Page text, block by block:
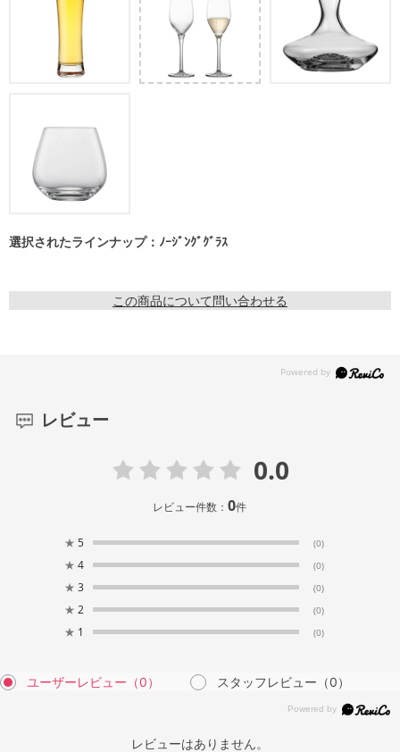
選択されたラインナップ：ﾉｰｼﾞﾝｸﾞｸﾞﾗｽ
この商品について問い合わせる
レビュー
0.0
レビュー件数：0件
★ 5 (0)
★ 4 (0)
★ 3 (0)
★ 2 (0)
★ 1 (0)
ユーザーレビュー （0） スタッフレビュー （0）
レビューはありません。